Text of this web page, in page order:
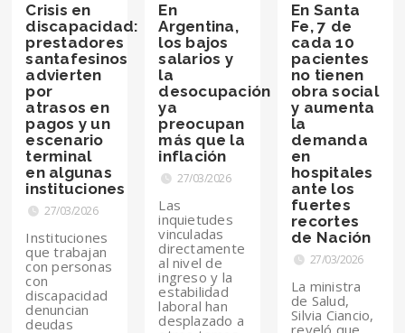
Crisis en
discapacidad:
prestadores
santafesinos
advierten
por
atrasos en
pagos y un
escenario
terminal
en algunas
instituciones
27/03/2026
Instituciones
que trabajan
con personas
con
discapacidad
denuncian
deudas
En
Argentina,
los bajos
salarios y
la
desocupación
ya
preocupan
más que la
inflación
27/03/2026
Las
inquietudes
vinculadas
directamente
al nivel de
ingreso y la
estabilidad
laboral han
desplazado a
En Santa
Fe, 7 de
cada 10
pacientes
no tienen
obra social
y aumenta
la
demanda
en
hospitales
ante los
fuertes
recortes
de Nación
27/03/2026
La ministra
de Salud,
Silvia Ciancio,